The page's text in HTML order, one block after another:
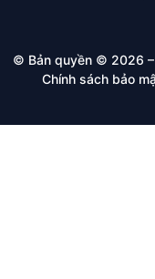
© Bản quyền © 2026 –
Chính sách bảo